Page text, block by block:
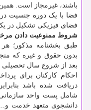
باشند، غیرمجاز است.
فضا با یک دوره جنسیت
فضای فیزیکی تشکیل در
شروط ممنوعیت دادن
طبق بخشنامه مذکور؛
بدون حقوق و غیره که
بعد از شروع سال
احکام کارکنان برای
دریافت شده باشد
شامل پست واحد
دانشجوی متعهد خدمت